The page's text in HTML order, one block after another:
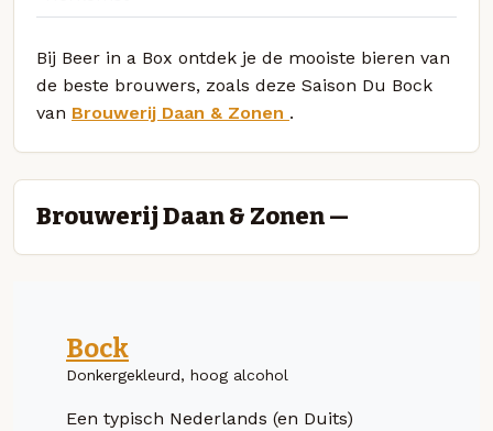
Bij Beer in a Box ontdek je de mooiste bieren van
de beste brouwers, zoals deze Saison Du Bock
van Brouwerij Daan & Zonen .
Brouwerij Daan & Zonen —
Bock
Donkergekleurd, hoog alcohol
Een typisch Nederlands (en Duits)